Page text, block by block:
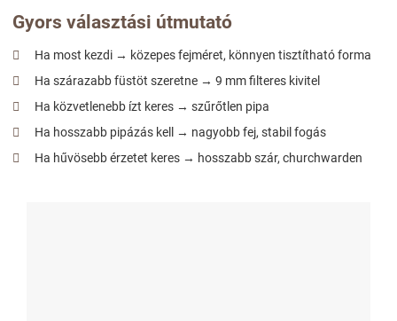
Gyors választási útmutató
Ha most kezdi → közepes fejméret, könnyen tisztítható forma
Ha szárazabb füstöt szeretne → 9 mm filteres kivitel
Ha közvetlenebb ízt keres → szűrőtlen pipa
Ha hosszabb pipázás kell → nagyobb fej, stabil fogás
Ha hűvösebb érzetet keres → hosszabb szár, churchwarden